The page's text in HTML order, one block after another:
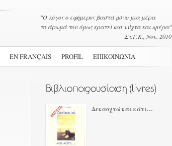
"Ο λόγος ο εφήμερος βαστά μόνο μια μέρα
το άρωμά του όμως κρατεί και νύχτα και ημέρα"
Στ.Γ.Κ., Νοε. 2010
EN FRANÇAIS PROFIL ΕΠΙΚΟΙΝΩΝΙΑ
Δεκαοχτώ και κάτι…